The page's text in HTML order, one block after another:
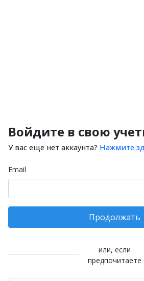
Войдите в свою
У вас еще нет аккаунта? Нажмите
Email
Продолжать
или, если
предпочитаете